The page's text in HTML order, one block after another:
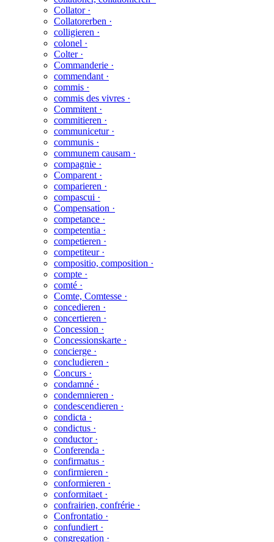
Collator ·
Collatorerben ·
colligieren ·
colonel ·
Colter ·
Commanderie ·
commendant ·
commis ·
commis des vivres ·
Commitent ·
commitieren ·
communicetur ·
communis ·
communem causam ·
compagnie ·
Comparent ·
comparieren ·
compascui ·
Compensation ·
competance ·
competentia ·
competieren ·
competiteur ·
compositio, composition ·
compte ·
comté ·
Comte, Comtesse ·
concedieren ·
concertieren ·
Concession ·
Concessionskarte ·
concierge ·
concludieren ·
Concurs ·
condamné ·
condemnieren ·
condescendieren ·
condicta ·
condictus ·
conductor ·
Conferenda ·
confirmatus ·
confirmieren ·
conformieren ·
conformitaet ·
confrairien, confrérie ·
Confrontatio ·
confundiert ·
congregation ·